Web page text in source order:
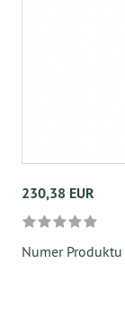
230,38 EUR
Numer Produktu